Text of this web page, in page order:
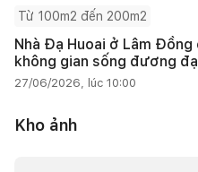
Từ 100m2 đến 200m2
Nhà Đạ Huoai ở Lâm
không gian sống đương
27/06/2026, lúc 10:00
Kho ảnh